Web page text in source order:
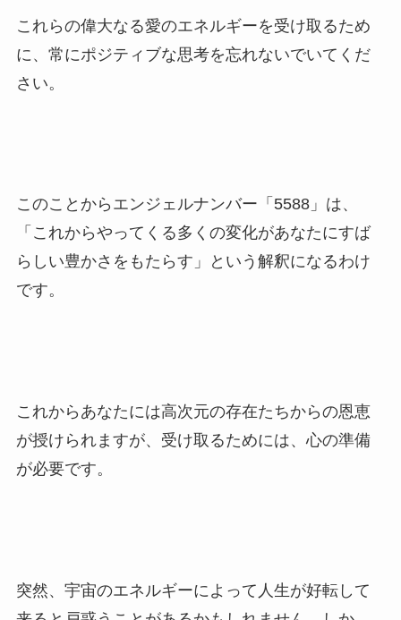
これらの偉大なる愛のエネルギーを受け取るため
に、常にポジティブな思考を忘れないでいてくだ
さい。
このことからエンジェルナンバー「5588」は、
「これからやってくる多くの変化があなたにすば
らしい豊かさをもたらす」という解釈になるわけ
です。
これからあなたには高次元の存在たちからの恩恵
が授けられますが、受け取るためには、心の準備
が必要です。
突然、宇宙のエネルギーによって人生が好転して